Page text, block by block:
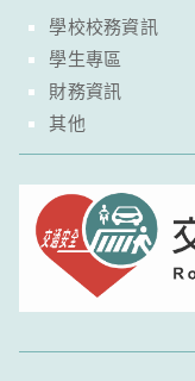
學校校務資訊
學生專區
財務資訊
其他